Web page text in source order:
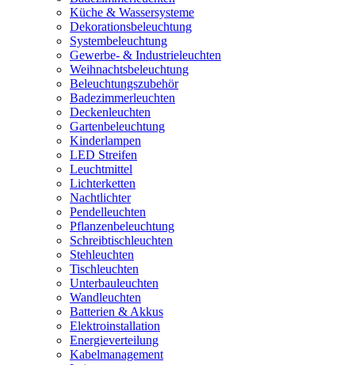
Küche & Wassersysteme
Dekorationsbeleuchtung
Systembeleuchtung
Gewerbe- & Industrieleuchten
Weihnachtsbeleuchtung
Beleuchtungszubehör
Badezimmerleuchten
Deckenleuchten
Gartenbeleuchtung
Kinderlampen
LED Streifen
Leuchtmittel
Lichterketten
Nachtlichter
Pendelleuchten
Pflanzenbeleuchtung
Schreibtischleuchten
Stehleuchten
Tischleuchten
Unterbauleuchten
Wandleuchten
Batterien & Akkus
Elektroinstallation
Energieverteilung
Kabelmanagement